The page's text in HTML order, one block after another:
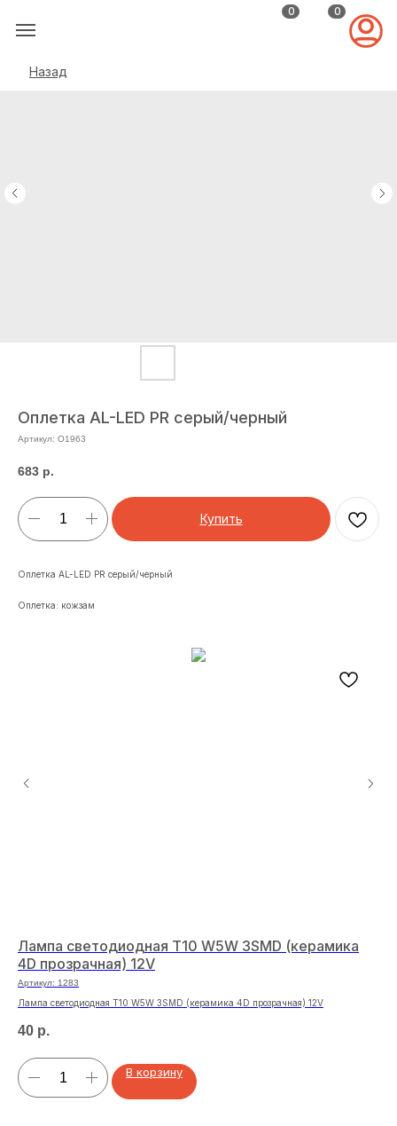
0 0
Назад
Оплетка AL-LED PR серый/черный
Артикул: O1963
683 р.
Купить
Оплетка AL-LED PR серый/черный
Оплетка: кожзам
Лампа светодиодная T10 W5W 3SMD (керамика
4D прозрачная) 12V
Артикул: 1283
Лампа светодиодная T10 W5W 3SMD (керамика 4D прозрачная) 12V
40 р.
В корзину